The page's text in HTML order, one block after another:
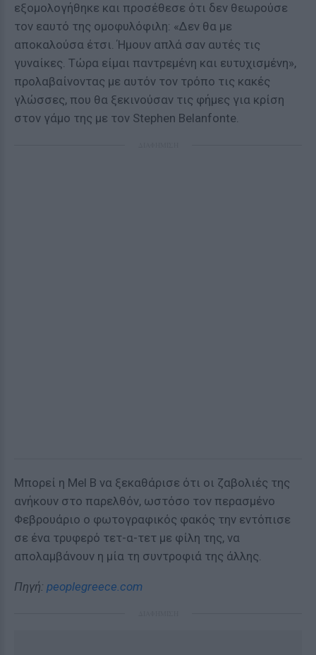
εξομολογήθηκε και προσέθεσε ότι δεν θεωρούσε
τον εαυτό της ομοφυλόφιλη: «Δεν θα με
αποκαλούσα έτσι. Ήμουν απλά σαν αυτές τις
γυναίκες. Τώρα είμαι παντρεμένη και ευτυχισμένη»,
προλαβαίνοντας με αυτόν τον τρόπο τις κακές
γλώσσες, που θα ξεκινούσαν τις φήμες για κρίση
στον γάμο της με τον Stephen Belanfonte.
Μπορεί η Mel B να ξεκαθάρισε ότι οι ζαβολιές της
ανήκουν στο παρελθόν, ωστόσο τον περασμένο
Φεβρουάριο ο φωτογραφικός φακός την εντόπισε
σε ένα τρυφερό τετ-α-τετ με φίλη της, να
απολαμβάνουν η μία τη συντροφιά της άλλης.
Πηγή: peoplegreece.com